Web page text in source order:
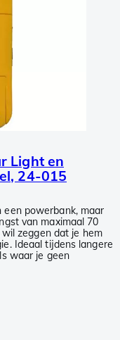
Light en
24-015
powerbank, maar
van maximaal 70
zeggen dat je hem
Ideaal tijdens langere
waar je geen